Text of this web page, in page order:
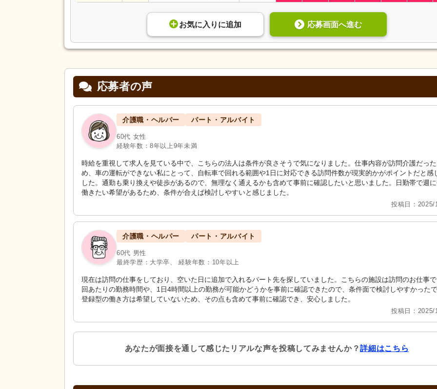
お気に入り に追加 応募画面へ進む
応募者の声
介護職・ヘルパー パート・アルバイト
60代 女性
経験年数：8年以上9年未満
時給を重視して求人を見ている中で、こちらの法人は条件が良さそうで気になりました。仕事内容が訪問介護だっ
め、車の運転ができない私にとって、自転車で回れる範囲や1日に対応できる訪問件数が現実的かがポイントだと感
した。通勤も乗り換えや徒歩があるので、無理なく通えるかも含めて事前に確認したいと思いました。日勤帯で週
働きたい希望があるため、条件が合えば検討しやすいと感じました。
投稿日：2025/
介護職・ヘルパー パート・アルバイト
60代 男性
最終学歴：大学卒、 経験年数：10年以上
現在は訪問の仕事をしており、空いた日に追加で入れるパート先を探していました。こちらの施設は訪問のお仕事
回あたりの勤務時間や、1日4時間以上の勤務が可能かどうかを事前に確認できたので、条件面で検討しやすかった
登録型の働き方は希望していないため、その点も含めて事前に確認でき、安心しました。
投稿日：2025/
あなたが面接を通して感じたリアルな声を投稿してみませんか？詳細はこちら